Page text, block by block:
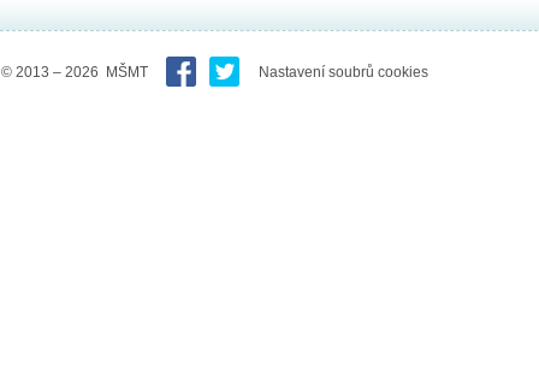
© 2013 – 2026 MŠMT Nastavení soubrů cookies